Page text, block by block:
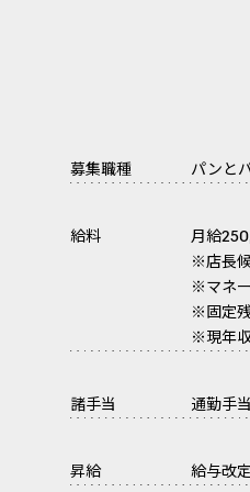
募集職種 パンと
給料
月給
※店長
※マネ
※固定
※現年
諸手当 通勤手
昇給 給与改